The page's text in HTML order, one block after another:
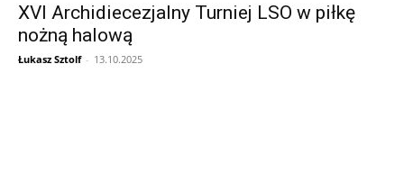
XVI Archidiecezjalny Turniej LSO w piłkę
nożną halową
Łukasz Sztolf - 13.10.2025